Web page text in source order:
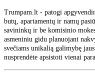
Trumpam.lt - patogi
butų, apartamentų ir namų
savininkų ir be komisinio
asmeniniu gidu planuojant
svečiams unikalią galimybę
nusprendėte apsistoti vienai